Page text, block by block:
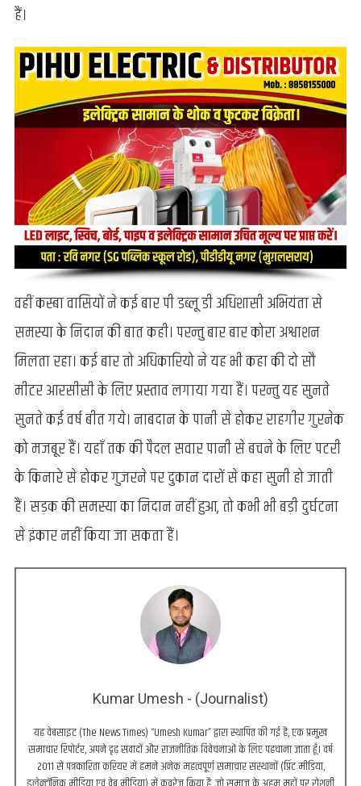
हैं।
वहीं कस्बा वासियों ने कई बार पी डब्लू डी अधिशासी अभियंता से
समस्या के निदान की बात कही। परन्तु बार बार कोरा अश्वाशन
मिलता रहा। कई बार तो अधिकारियो ने यह भी कहा की दो सौ
मीटर आरसीसी के लिए प्रस्ताव लगाया गया हैं। परन्तु यह सुनते
सुनते कई वर्ष बीत गये। नाबदान के पानी से होकर राहगीर गुरनेक
को मजबूर हैं। यहाँ तक की पैदल सवार पानी से बचने के लिए पटरी
के किनारे से होकर गुजरने पर दुकान दारों से कहा सुनी हो जाती
हैं। सड़क की समस्या का निदान नहीं हुआ, तो कभी भी बड़ी दुर्घटना
से इंकार नहीं किया जा सकता हैं।
Kumar Umesh - (Journalist)
यह वेबसाइट (The News Times) “Umesh Kumar” द्वारा स्थापित की गई है, एक प्रमुख
समाचार रिपोर्टर, अपने दृढ़ संवादों और राजनीतिक विवेचनाओं के लिए पहचाना जाता हूँ। वर्ष
2011 से पत्रकारिता करियर में हमने अनेक महत्वपूर्ण समाचार संस्थानों (प्रिंट मीडिया,